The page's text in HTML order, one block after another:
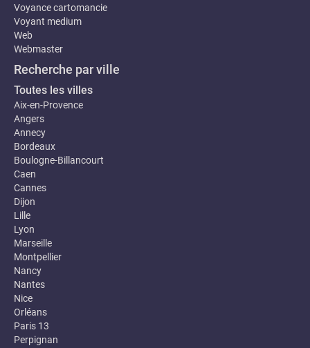
Voyance cartomancie
Voyant medium
Web
Webmaster
Recherche par ville
Toutes les villes
Aix-en-Provence
Angers
Annecy
Bordeaux
Boulogne-Billancourt
Caen
Cannes
Dijon
Lille
Lyon
Marseille
Montpellier
Nancy
Nantes
Nice
Orléans
Paris 13
Perpignan